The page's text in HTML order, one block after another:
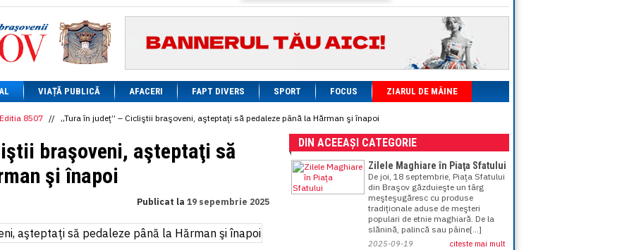
= 5.8304 RON
1 XAU= 464.4611 RON
1 AED= 1.1933 RON
1 AUD= 2.7957 RON
1 BGN= 2.5449 RON
1 CAD= 3.1559 RON
1 CHF= 5.2813 RON
1 CNY= 0.6015 RON
= 0.6668 RON
1 EGP= 0.0860 RON
1 HUF
= 1.2223 RON
1 INR= 0.0513 RON
= 0.3047 RON
1 MXN = 0.2227 RON
1 NOK= 0.4191 RON
VIAȚĂ PUBLICĂ AFACERI FAPT DIVERS SPORT FOCUS ZIARUL DE MÂINE
Editia 8507 // „Tura în judeţ” – Cicliştii braşoveni, aşteptaţi să pedaleze până la Hărman şi înapoi
braşoveni, aşteptaţi să
şi înapoi
Publicat la 19 sepembrie 2025
DIN ACEEAȘI CATEGORIE
Zilele Maghiare în Piaţa Sfatului
De joi, 18 septembrie, Piaţa Sfatului
din Braşov găzduieşte un târg
meşteşugăresc cu produse
tradiţionale aduse de meşteri
populari de etnie maghiară. De la
slănină, palincă sau pâine[...]
2025-09-19 citeste mai mult